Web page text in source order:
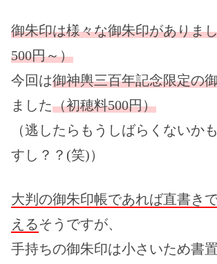
御朱印は様々な御朱印がありま
500円～）
今回は御神輿三百年記念限定の
ました（初穂料500円）
（逃したらもうしばらくないか
すし？？(笑)）
大判の御朱印帳であれば直書き
えるそうですが、
手持ちの御朱印は小さいため書